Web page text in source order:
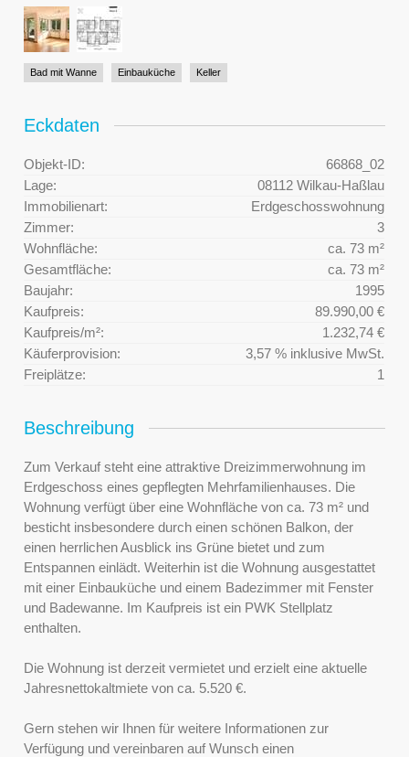
Bad mit Wanne Einbauküche Keller
Eckdaten
Objekt-ID:
66868_02
Lage:
08112 Wilkau-Haßlau
Immobilienart:
Erdgeschosswohnung
Zimmer:
3
Wohnfläche:
ca. 73 m²
Gesamtfläche:
ca. 73 m²
Baujahr:
1995
Kaufpreis:
89.990,00 €
Kaufpreis/m²:
1.232,74 €
Käuferprovision:
3,57 % inklusive MwSt.
Freiplätze:
1
Beschreibung
Zum Verkauf steht eine attraktive Dreizimmerwohnung im
Erdgeschoss eines gepflegten Mehrfamilienhauses. Die
Wohnung verfügt über eine Wohnfläche von ca. 73 m² und
besticht insbesondere durch einen schönen Balkon, der
einen herrlichen Ausblick ins Grüne bietet und zum
Entspannen einlädt. Weiterhin ist die Wohnung ausgestattet
mit einer Einbauküche und einem Badezimmer mit Fenster
und Badewanne. Im Kaufpreis ist ein PWK Stellplatz
enthalten.
Die Wohnung ist derzeit vermietet und erzielt eine aktuelle
Jahresnettokaltmiete von ca. 5.520 €.
Gern stehen wir Ihnen für weitere Informationen zur
Verfügung und vereinbaren auf Wunsch einen